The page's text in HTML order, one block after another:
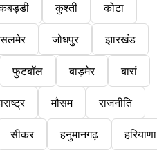
कुश्ती कोटा
जोधपुर झारखंड
फुटबॉल बाड़मेर बारां
मौसम राजनीति
सीकर हनुमानगढ़ हरियाणा